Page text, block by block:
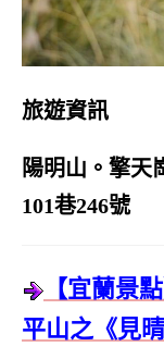
旅遊資訊
陽明山。擎天
101巷246號
【宜蘭景
平山之《見